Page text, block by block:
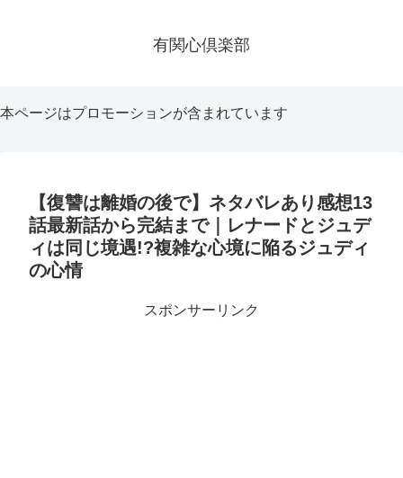
有関心倶楽部
本ページはプロモーションが含まれています
【復讐は離婚の後で】ネタバレあり感想13
話最新話から完結まで｜レナードとジュデ
ィは同じ境遇!?複雑な心境に陥るジュディ
の心情
スポンサーリンク